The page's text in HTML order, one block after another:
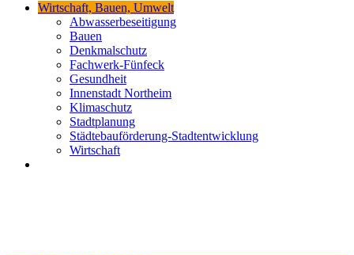
Wirtschaft, Bauen, Umwelt
Abwasserbeseitigung
Bauen
Denkmalschutz
Fachwerk-Fünfeck
Gesundheit
Innenstadt Northeim
Klimaschutz
Stadtplanung
Städtebauförderung-Stadtentwicklung
Wirtschaft